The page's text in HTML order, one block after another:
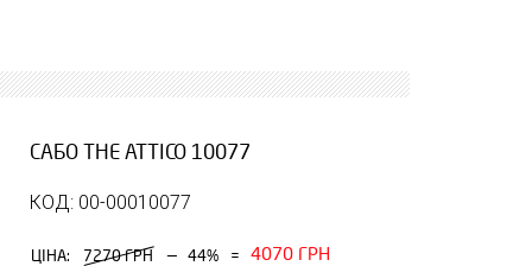
САБО THE ATTICO 10077
КОД: 00-00010077
ЦІНА: 7270 ГРН — 44% = 4070 ГРН